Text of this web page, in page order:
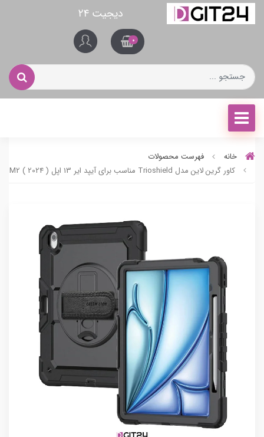
دیجیت ۲۴
0
خانه
فهرست محصولات
کاور گرین لاین مدل Trioshield مناسب برای آیپد ایر 13 اپل ( 2024 ) M2